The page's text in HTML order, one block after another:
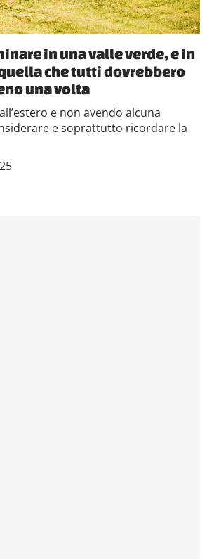
in una valle verde, e in
che tutti dovrebbero
una volta
e non avendo alcuna
e soprattutto ricordare la